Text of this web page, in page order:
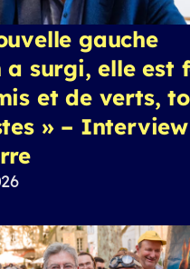
gauche
a surgi, elle est
et de verts,
» – Interview